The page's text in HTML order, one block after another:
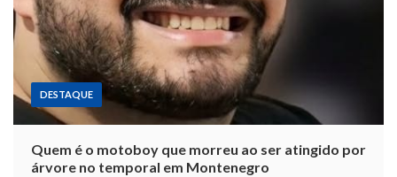
DESTAQUE
Quem é o motoboy que morreu ao ser atingido por
árvore no temporal em Montenegro